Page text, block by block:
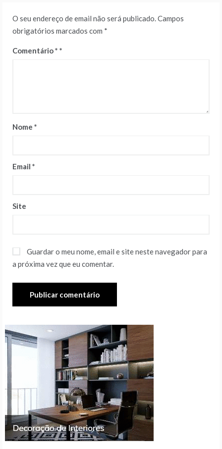
O seu endereço de email não será publicado.Campos
obrigatórios marcados com *
Comentário*
Nome *
Email *
Site
Guardar o meu nome, email e site neste navegador para
a próxima vez que eu comentar.